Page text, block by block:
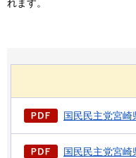
れます。
国民民主党宮
国民民主党宮